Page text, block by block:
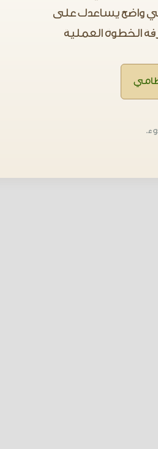
واضح يساعدك على
الخطوة العملية